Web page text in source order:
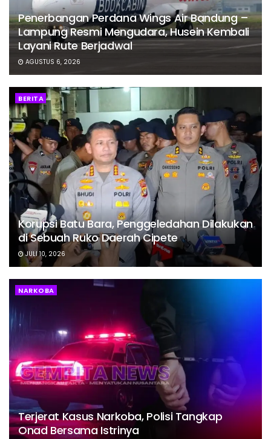
Penerbangan Perdana Wings Air Bandung –
Lampung Resmi Mengudara, Husein Kembali
Layani Rute Berjadwal
AGUSTUS 6, 2026
BERITA
Korupsi Batu Bara, Penggeledahan Dilakukan
di Sebuah Ruko Daerah Cipete
JULI 10, 2026
NARKOBA
Terjerat Kasus Narkoba, Polisi Tangkap
Onad Bersama Istrinya